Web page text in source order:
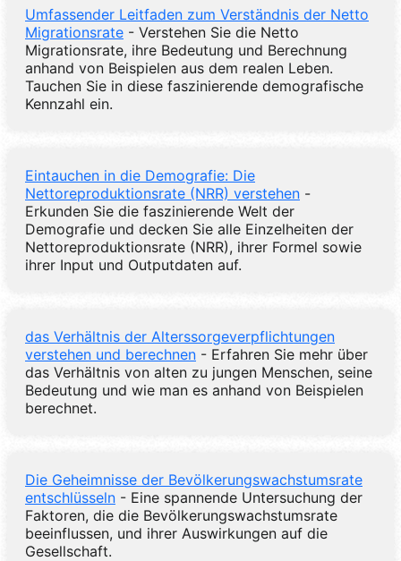
Umfassender Leitfaden zum Verständnis der Netto
Migrationsrate - Verstehen Sie die Netto
Migrationsrate, ihre Bedeutung und Berechnung
anhand von Beispielen aus dem realen Leben.
Tauchen Sie in diese faszinierende demografische
Kennzahl ein.
Eintauchen in die Demografie: Die
Nettoreproduktionsrate (NRR) verstehen -
Erkunden Sie die faszinierende Welt der
Demografie und decken Sie alle Einzelheiten der
Nettoreproduktionsrate (NRR), ihrer Formel sowie
ihrer Input und Outputdaten auf.
das Verhältnis der Alterssorgeverpflichtungen
verstehen und berechnen - Erfahren Sie mehr über
das Verhältnis von alten zu jungen Menschen, seine
Bedeutung und wie man es anhand von Beispielen
berechnet.
Die Geheimnisse der Bevölkerungswachstumsrate
entschlüsseln - Eine spannende Untersuchung der
Faktoren, die die Bevölkerungswachstumsrate
beeinflussen, und ihrer Auswirkungen auf die
Gesellschaft.